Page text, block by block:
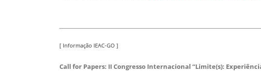
[ Informação IEAC-GO ]
Call for Papers: II Congresso Internacional “Limite(s):